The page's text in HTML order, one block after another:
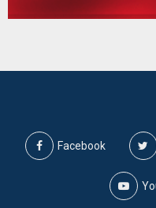
Facebook